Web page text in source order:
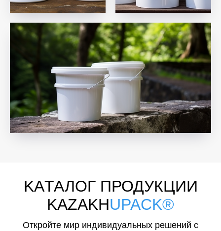
KAТАЛОГ ПРОДУКЦИИ
KAZAKHUPACK®
Откройте мир индивидуальных решений с